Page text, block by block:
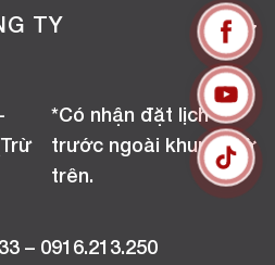
TY
*Có nhận đặt lịch
trước ngoài khung giờ
trên.
– 0916.213.250